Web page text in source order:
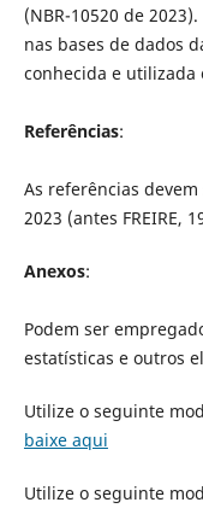
(NBR-10520 de
nas bases de dados
conhecida e utilizada
Referências:
As referências
2023 (antes FREIRE,
Anexos:
Podem ser
estatísticas e outros
Utilize o seguinte
baixe aqui
Utilize o seguinte